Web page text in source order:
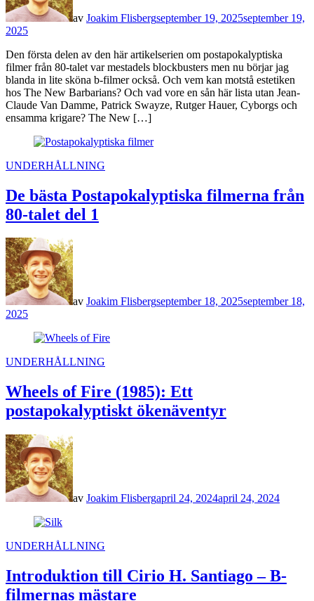
av Joakim Flisbergseptember 19, 2025september 19,
2025
Den första delen av den här artikelserien om postapokalyptiska
filmer från 80-talet var mestadels blockbusters men nu börjar jag
blanda in lite sköna b-filmer också. Och vem kan motstå estetiken
hos The New Barbarians? Och vad vore en sån här lista utan Jean-
Claude Van Damme, Patrick Swayze, Rutger Hauer, Cyborgs och
ensamma krigare? The New […]
POSTED
UNDERHÅLLNING
De bästa Postapokalyptiska filmerna från
80-talet del 1
av Joakim Flisbergseptember 18, 2025september 18,
2025
POSTED
UNDERHÅLLNING
Wheels of Fire (1985): Ett
postapokalyptiskt ökenäventyr
av Joakim Flisbergapril 24, 2024april 24, 2024
POSTED
UNDERHÅLLNING
Introduktion till Cirio H. Santiago – B-
filmernas mästare